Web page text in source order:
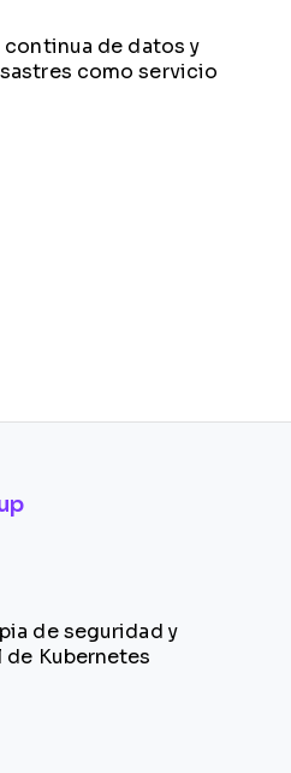
continua de datos y
como servicio
de seguridad y
Kubernetes